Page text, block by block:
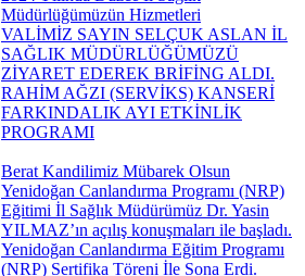
Müdürlüğümüzün Hizmetleri
VALİMİZ SAYIN SELÇUK ASLAN İL
SAĞLIK MÜDÜRLÜĞÜMÜZÜ
ZİYARET EDEREK BRİFİNG ALDI.
RAHİM AĞZI (SERVİKS) KANSERİ
FARKINDALIK AYI ETKİNLİK
PROGRAMI
Berat Kandilimiz Mübarek Olsun
Yenidoğan Canlandırma Programı (NRP)
Eğitimi İl Sağlık Müdürümüz Dr. Yasin
YILMAZ’ın açılış konuşmaları ile başladı.
Yenidoğan Canlandırma Eğitim Programı
(NRP) Sertifika Töreni İle Sona Erdi.